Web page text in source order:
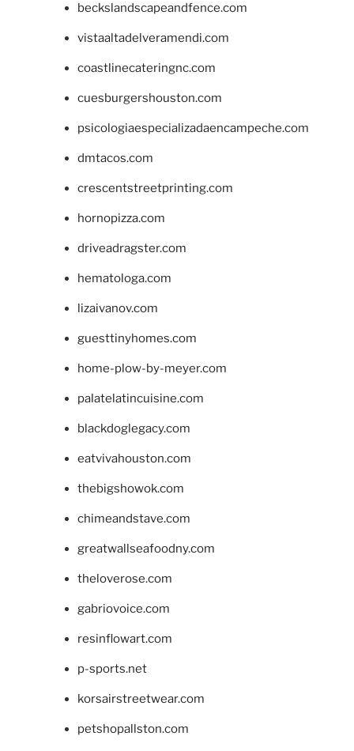
beckslandscapeandfence.com
vistaaltadelveramendi.com
coastlinecateringnc.com
cuesburgershouston.com
psicologiaespecializadaencampeche.com
dmtacos.com
crescentstreetprinting.com
hornopizza.com
driveadragster.com
hematologa.com
lizaivanov.com
guesttinyhomes.com
home-plow-by-meyer.com
palatelatincuisine.com
blackdoglegacy.com
eatvivahouston.com
thebigshowok.com
chimeandstave.com
greatwallseafoodny.com
theloverose.com
gabriovoice.com
resinflowart.com
p-sports.net
korsairstreetwear.com
petshopallston.com